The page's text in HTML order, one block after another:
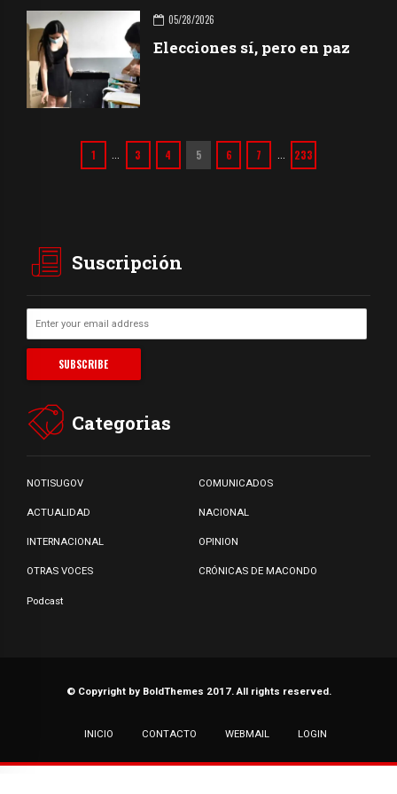
05/28/2026
Elecciones sí, pero en paz
1 3 4 5 6 7 233
Suscripción
Categorias
NOTISUGOV COMUNICADOS
ACTUALIDAD NACIONAL
INTERNACIONAL OPINION
OTRAS VOCES CRÓNICAS DE MACONDO
Podcast
© Copyright by BoldThemes 2017. All rights reserved.
INICIO CONTACTO WEBMAIL LOGIN